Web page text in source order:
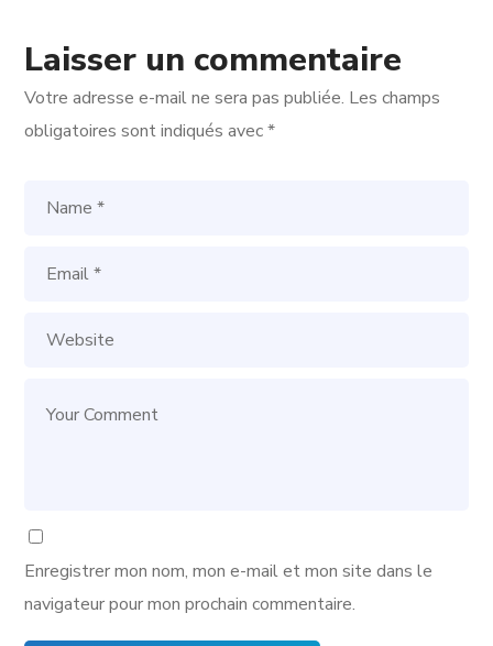
Laisser un commentaire
Votre adresse e-mail ne sera pas publiée. Les champs
obligatoires sont indiqués avec*
Enregistrer mon nom, mon e-mail et mon site dans le
navigateur pour mon prochain commentaire.